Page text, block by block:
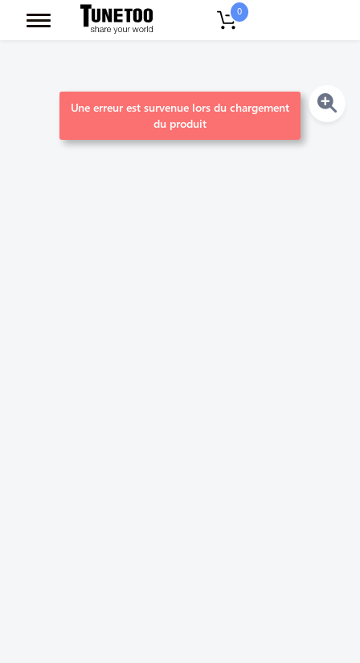
0
Une erreur est survenue lors du chargement
du produit